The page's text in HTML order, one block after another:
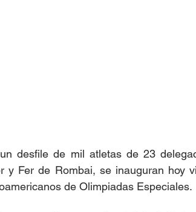
desfile de mil atletas de 23
y Fer de Rombai, se inauguran hoy
de Olimpiadas Especiales.